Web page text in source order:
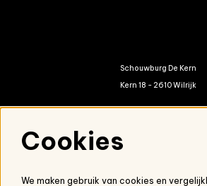
Schouwburg De Kern
Kern 18 - 2610 Wilrijk
Cookies
We maken gebruik van cookies en